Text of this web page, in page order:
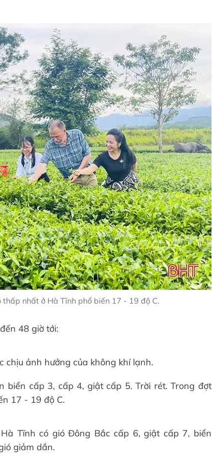
nhất ở Hà Tĩnh phổ biến 17 - 19 độ C.
48 giờ tới:
chịu ảnh hưởng của không khí lạnh.
biển cấp 3, cấp 4, giật cấp 5. Trời rét. Trong đợt
17 - 19 độ C.
Tĩnh có gió Đông Bắc cấp 6, giật cấp 7, biển
giảm dần.